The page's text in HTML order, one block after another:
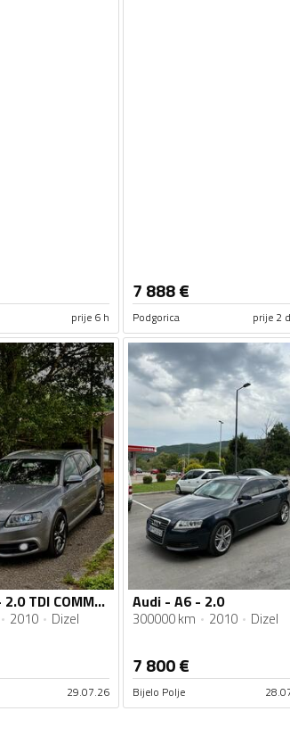
prije 6 h
7 888€
Podgorica prije 2
Audi - A6 - 2.0 TDI COMMON RAIL
2010 Dizel
29.07.26
Audi - A6 - 2.0
300000 km 2010 Dizel
7 800€
Bijelo Polje